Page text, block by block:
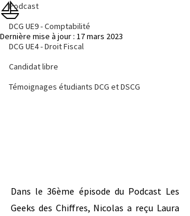
Podcast
DCG UE9 - Comptabilité
DCG UE4 - Droit Fiscal
Candidat libre
Témoignages étudiants DCG et DSCG
⛵️
Dernière mise à jour : 17 mars 2023
Dans le 36ème épisode du Podcast Les
Geeks des Chiffres, Nicolas a reçu Laura